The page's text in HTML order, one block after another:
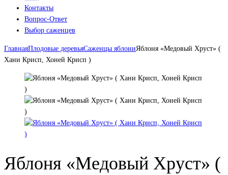
Контакты
Вопрос-Ответ
Выбор саженцев
ГлавнаяПлодовые деревьяСаженцы яблониЯблоня «Медовый Хруст» (
Хани Крисп, Хоней Крисп )
Яблоня «Медовый Хруст» (